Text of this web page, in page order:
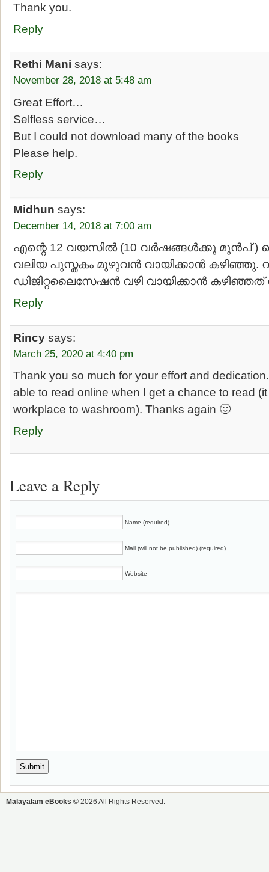
Thank you.
Reply
Rethi Mani says:
November 28, 2018 at 5:48 am
Great Effort…
Selfless service…
But I could not download many of the books
Please help.
Reply
Midhun says:
December 14, 2018 at 7:00 am
എന്റെ 12 വയസിൽ (10 വർഷങ്ങൾക്കു മുൻപ്
വലിയ പുസ്തകം മുഴുവൻ വായിക്കാൻ കഴിഞ്ഞു.
ഡിജിറ്റലൈസേഷൻ വഴി വായിക്കാൻ
Reply
Rincy says:
March 25, 2020 at 4:40 pm
Thank you so much for your effort and
able to read online when I get a chance to read
workplace to washroom). Thanks again 🙂
Reply
Leave a Reply
Name (required)
Mail (will not be published) (required)
Website
Malayalam eBooks © 2026 All Rights Reserved.